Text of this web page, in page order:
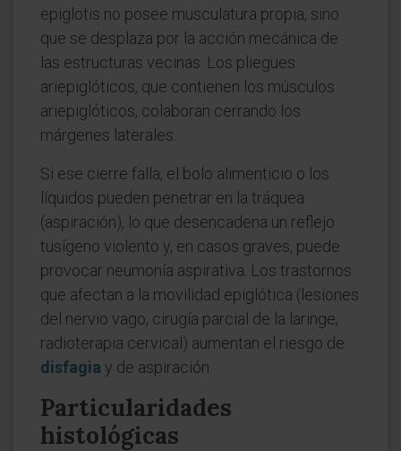
epiglotis no posee musculatura propia, sino
que se desplaza por la acción mecánica de
las estructuras vecinas. Los pliegues
ariepiglóticos, que contienen los músculos
ariepiglóticos, colaboran cerrando los
márgenes laterales.
Si ese cierre falla, el bolo alimenticio o los
líquidos pueden penetrar en la tráquea
(aspiración), lo que desencadena un reflejo
tusígeno violento y, en casos graves, puede
provocar neumonía aspirativa. Los trastornos
que afectan a la movilidad epiglótica (lesiones
del nervio vago, cirugía parcial de la laringe,
radioterapia cervical) aumentan el riesgo de
disfagia y de aspiración.
Particularidades
histológicas